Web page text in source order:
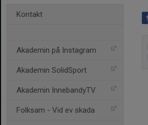
Kontakt
Akademin på Instagram
Akademin SolidSport
Akademin InnebandyTV
Folksam - Vid ev skada